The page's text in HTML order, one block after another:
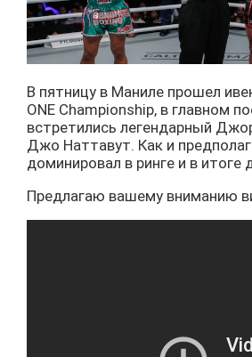
В пятницу в Маниле прошел
ONE Championship, в главном
встретились легендарный
Джо Наттавут. Как и
доминировал в ринге и в итоге
Предлагаю вашему вниманию